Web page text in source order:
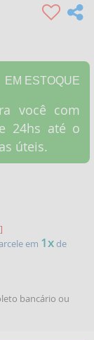
EM ESTOQUE
você com
24hs até o
úteis.
em 1x de
bancário ou